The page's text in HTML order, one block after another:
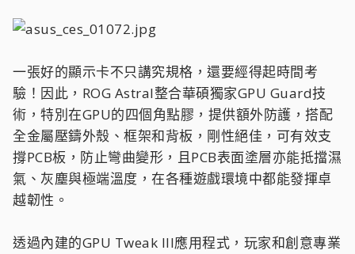
一張好的顯示卡不只講究規格，還要經得起時間考
驗！因此，ROG Astral整合華碩獨家GPU Guard技
術，特別在GPU的四個角點膠，提供額外防護，搭配
全金屬壓鑄外殼、框架和背板，剛性絕佳，可有效支
撐PCB板，防止彎曲變形，且PCB表面塗層亦能抵擋濕
氣、灰塵與極端溫度，在各種遊戲環境中都能發揮卓
越韌性。
透過內建的GPU Tweak III應用程式，玩家和創意專業